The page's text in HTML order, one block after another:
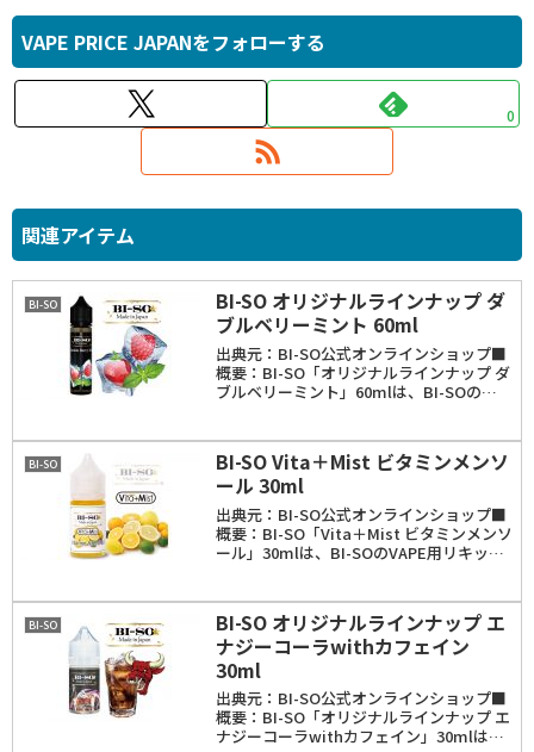
VAPE PRICE JAPANをフォローする
0
関連アイテム
BI-SO
BI-SO オリジナルラインナップ ダ
ブルベリーミント 60ml
出典元：BI-SO公式オンラインショップ■
概要：BI-SO「オリジナルラインナップ ダ
ブルベリーミント」60mlは、BI-SOの
スしたミントフレーバー。容量は15...
BI-SO
BI-SO Vita＋Mist ビタミンメンソ
ール 30ml
出典元：BI-SO公式オンラインショップ■
概要：BI-SO「Vita＋Mist ビタミンメンソ
ール」30mlは、BI-SOのVAPE用リキッ
リーズ。柑橘系のフ...
BI-SO
BI-SO オリジナルラインナップ エ
ナジーコーラwithカフェイン
30ml
出典元：BI-SO公式オンラインショップ■
概要：BI-SO「オリジナルラインナップ エ
ナジーコーラwithカフェイン」30mlは、